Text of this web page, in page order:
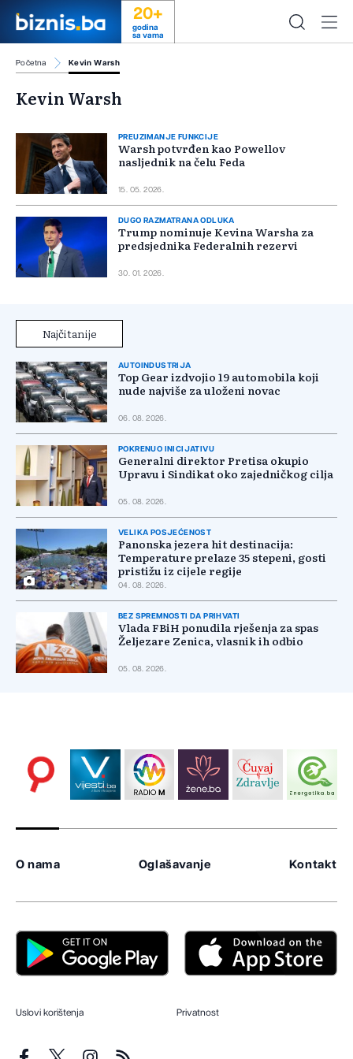
20+
godina
sa vama
Početna Kevin Warsh
Kevin Warsh
PREUZIMANJE FUNKCIJE
Warsh potvrđen kao Powellov
nasljednik na čelu Feda
15. 05. 2026.
DUGO RAZMATRANA ODLUKA
Trump nominuje Kevina Warsha za
predsjednika Federalnih rezervi
30. 01. 2026.
Najčitanije
AUTOINDUSTRIJA
Top Gear izdvojio 19 automobila koji
nude najviše za uloženi novac
06. 08. 2026.
POKRENUO INICIJATIVU
Generalni direktor Pretisa okupio
Upravu i Sindikat oko zajedničkog cilja
05. 08. 2026.
VELIKA POSJEĆENOST
Panonska jezera hit destinacija:
Temperature prelaze 35 stepeni, gosti
pristižu iz cijele regije
04. 08. 2026.
BEZ SPREMNOSTI DA PRIHVATI
Vlada FBiH ponudila rješenja za spas
Željezare Zenica, vlasnik ih odbio
05. 08. 2026.
O nama Oglašavanje Kontakt
Uslovi korištenja Privatnost